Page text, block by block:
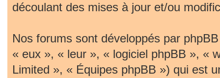
découlant des mises à jour et/ou
Nos forums sont développés par
« eux », « leur », « logiciel phpBB », «
Limited », « Équipes phpBB ») qui est